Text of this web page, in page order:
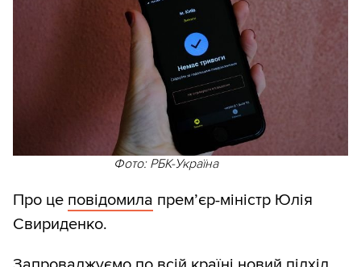
Фото: РБК-Україна
Про це повідомила прем’єр-міністр Юлія
Свириденко.